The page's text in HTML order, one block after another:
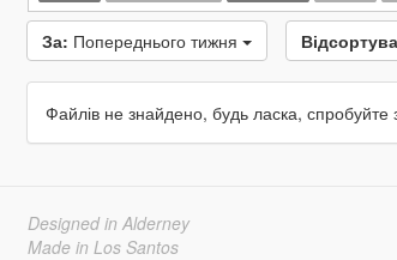
За: Попереднього тижня
Файлів не знайдено, будь ласка, спробуйте
Designed in Alderney
Made in Los Santos